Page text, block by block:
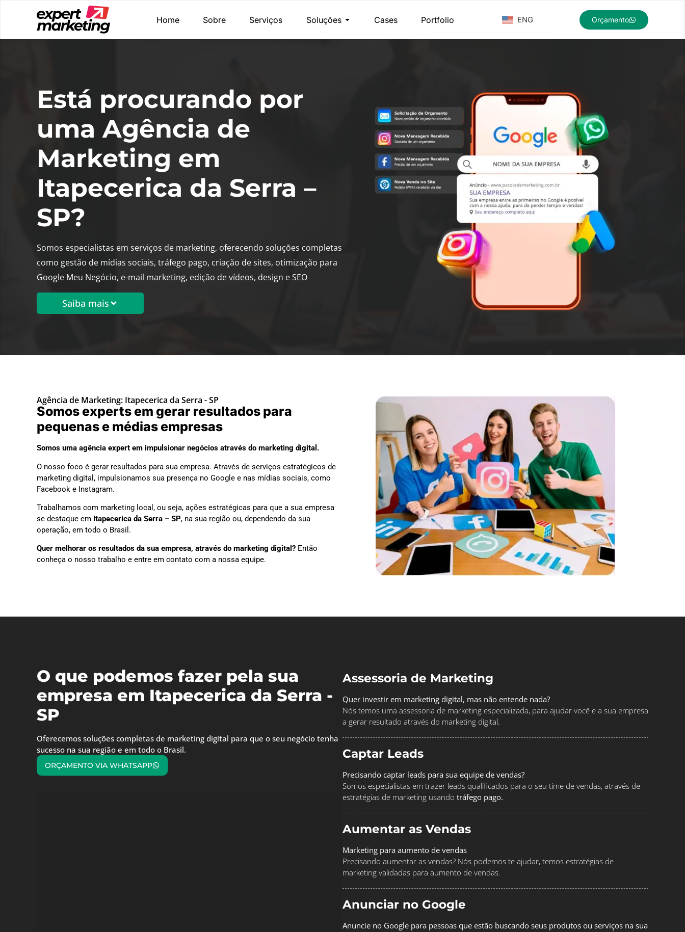
Home Sobre Serviços Soluções Cases Portfolio ENG Orçamento
Está procurando por
uma Agência de
Marketing em
Itapecerica da Serra –
SP?
Somos especialistas em serviços de marketing, oferecendo soluções completas
como gestão de mídias sociais, tráfego pago, criação de sites, otimização para
Google Meu Negócio, e-mail marketing, edição de vídeos, design e SEO
Saiba mais
Agência de Marketing: Itapecerica da Serra - SP
Somos experts em gerar resultados para
pequenas e médias empresas
Somos uma agência expert em impulsionar negócios através do marketing digital.
O nosso foco é gerar resultados para sua empresa. Através de serviços estratégicos de
marketing digital, impulsionamos sua presença no Google e nas mídias sociais, como
Facebook e Instagram.
Trabalhamos com marketing local, ou seja, ações estratégicas para que a sua empresa
se destaque em Itapecerica da Serra – SP, na sua região ou, dependendo da sua
operação, em todo o Brasil.
Quer melhorar os resultados da sua empresa, através do marketing digital? Então
conheça o nosso trabalho e entre em contato com a nossa equipe.
O que podemos fazer pela sua
empresa em Itapecerica da Serra -
SP
Oferecemos soluções completas de marketing digital para que o seu negócio tenha
sucesso na sua região e em todo o Brasil.
ORÇAMENTO VIA WHATSAPP
Assessoria de Marketing
Quer investir em marketing digital, mas não entende nada?
Nós temos uma assessoria de marketing especializada, para ajudar você e a sua empresa
a gerar resultado através do marketing digital.
Captar Leads
Precisando captar leads para sua equipe de vendas?
Somos especialistas em trazer leads qualificados para o seu time de vendas, através de
estratégias de marketing usando tráfego pago.
Aumentar as Vendas
Marketing para aumento de vendas
Precisando aumentar as vendas? Nós podemos te ajudar, temos estratégias de
marketing validadas para aumento de vendas.
Anunciar no Google
Anuncie no Google para pessoas que estão buscando seus produtos ou serviços na sua